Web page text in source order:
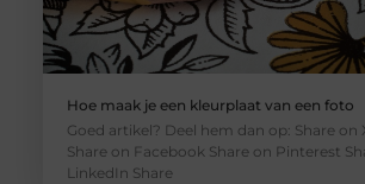
Hoe maak je een kleurplaat van een foto
Goed artikel? Deel hem dan op: Share on
Share on Facebook Share on Pinterest
LinkedIn Share